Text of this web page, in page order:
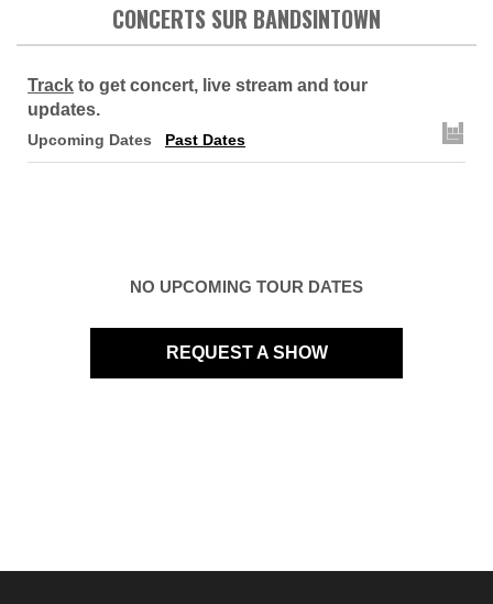
CONCERTS SUR BANDSINTOWN
Track to get concert, live stream and tour
updates.
Upcoming Dates Past Dates
NO UPCOMING TOUR DATES
REQUEST A SHOW